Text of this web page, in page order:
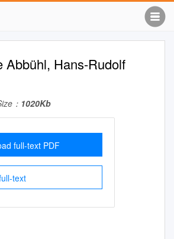
Abbühl, Hans-Rudolf
： 1020Kb
full-text PDF
text